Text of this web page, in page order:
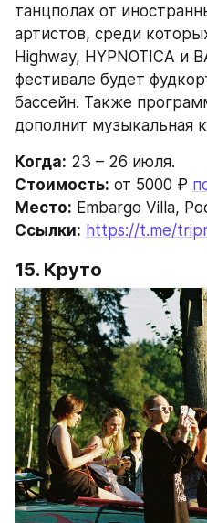
танцполах от
артистов, среди
Highway, HYPNOTICA и
фестивале будет
бассейн. Также
дополнит музыкальная
Когда: 23 – 26 июля.
Стоимость: от 5000 ₽
Место: Embargo Villa,
Ссылки: https://t.me/
15. Круто